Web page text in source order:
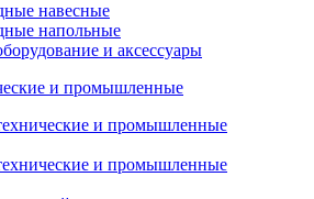
навесные
напольные
и аксессуары
и промышленные
и промышленные
и промышленные